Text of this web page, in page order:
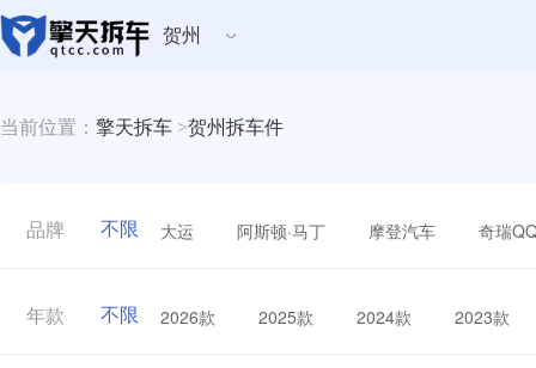
贺州
当前位置： 擎天拆车 >贺州拆车件
品牌 不限 大运 阿斯顿·马丁 摩登汽车 奇瑞
年款 不限 2026款 2025款 2024款 2023款